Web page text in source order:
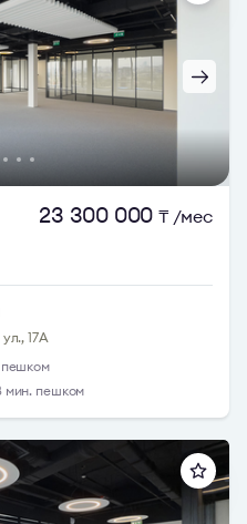
23 300 000 ₸ /мес
17А
пешком
мин. пешком